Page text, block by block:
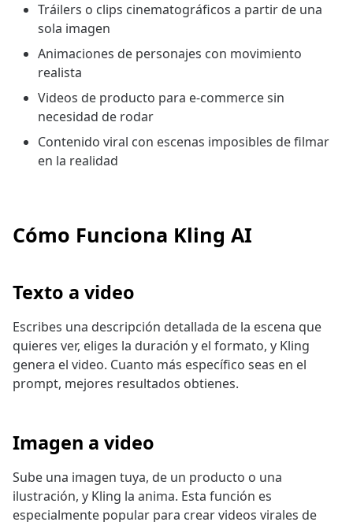
Tráilers o clips cinematográficos a partir de una
sola imagen
Animaciones de personajes con movimiento
realista
Videos de producto para e-commerce sin
necesidad de rodar
Contenido viral con escenas imposibles de filmar
en la realidad
Cómo Funciona Kling AI
Texto a video
Escribes una descripción detallada de la escena que
quieres ver, eliges la duración y el formato, y Kling
genera el video. Cuanto más específico seas en el
prompt, mejores resultados obtienes.
Imagen a video
Sube una imagen tuya, de un producto o una
ilustración, y Kling la anima. Esta función es
especialmente popular para crear videos virales de